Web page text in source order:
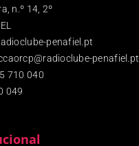
n.º 14, 2º
penafiel.pt
penafiel.pt
710 040
049